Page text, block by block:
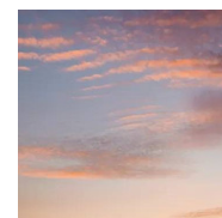
nguồn cung đang bao
tục theo dõi sát diễn biến
thỏa thuận hòa bình giữa